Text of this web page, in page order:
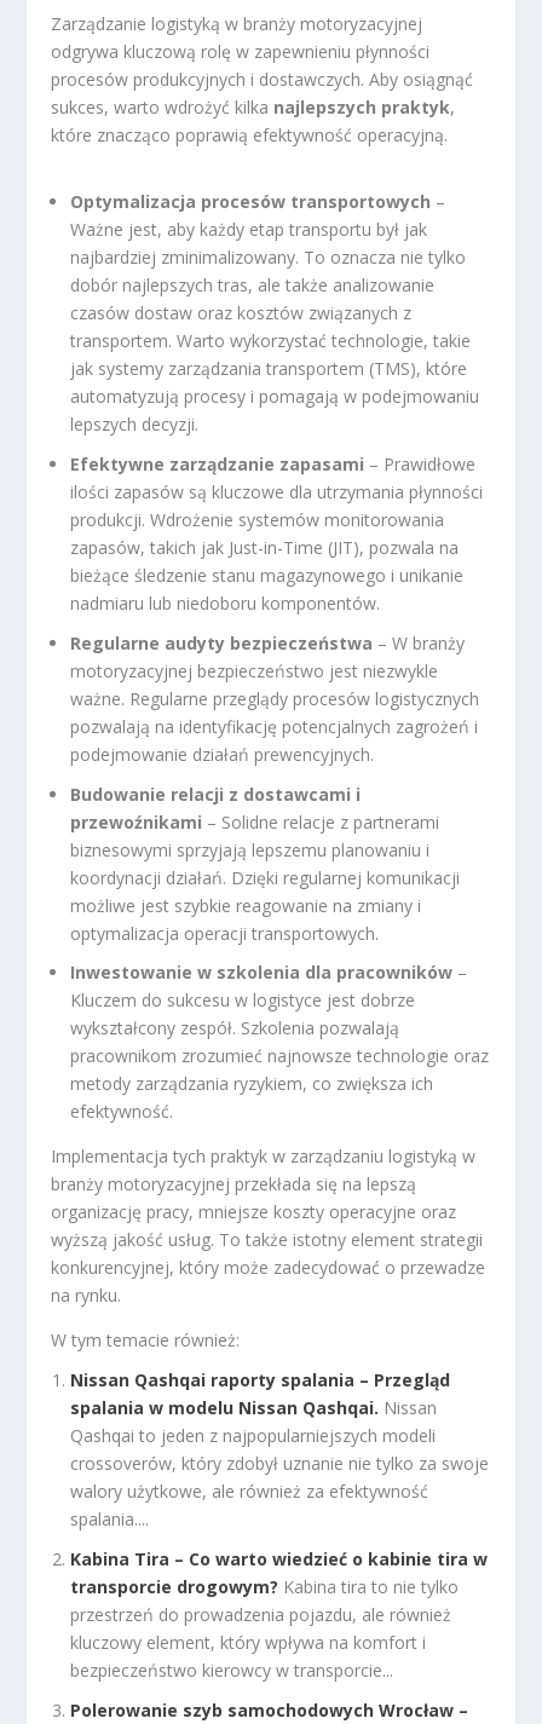
Zarządzanie logistyką w branży motoryzacyjnej
odgrywa kluczową rolę w zapewnieniu płynności
procesów produkcyjnych i dostawczych. Aby osiągnąć
sukces, warto wdrożyć kilka najlepszych praktyk,
które znacząco poprawią efektywność operacyjną.
Optymalizacja procesów transportowych –
Ważne jest, aby każdy etap transportu był jak
najbardziej zminimalizowany. To oznacza nie tylko
dobór najlepszych tras, ale także analizowanie
czasów dostaw oraz kosztów związanych z
transportem. Warto wykorzystać technologie, takie
jak systemy zarządzania transportem (TMS), które
automatyzują procesy i pomagają w podejmowaniu
lepszych decyzji.
Efektywne zarządzanie zapasami – Prawidłowe
ilości zapasów są kluczowe dla utrzymania płynności
produkcji. Wdrożenie systemów monitorowania
zapasów, takich jak Just-in-Time (JIT), pozwala na
bieżące śledzenie stanu magazynowego i unikanie
nadmiaru lub niedoboru komponentów.
Regularne audyty bezpieczeństwa – W branży
motoryzacyjnej bezpieczeństwo jest niezwykle
ważne. Regularne przeglądy procesów logistycznych
pozwalają na identyfikację potencjalnych zagrożeń i
podejmowanie działań prewencyjnych.
Budowanie relacji z dostawcami i
przewoźnikami – Solidne relacje z partnerami
biznesowymi sprzyjają lepszemu planowaniu i
koordynacji działań. Dzięki regularnej komunikacji
możliwe jest szybkie reagowanie na zmiany i
optymalizacja operacji transportowych.
Inwestowanie w szkolenia dla pracowników –
Kluczem do sukcesu w logistyce jest dobrze
wykształcony zespół. Szkolenia pozwalają
pracownikom zrozumieć najnowsze technologie oraz
metody zarządzania ryzykiem, co zwiększa ich
efektywność.
Implementacja tych praktyk w zarządzaniu logistyką w
branży motoryzacyjnej przekłada się na lepszą
organizację pracy, mniejsze koszty operacyjne oraz
wyższą jakość usług. To także istotny element strategii
konkurencyjnej, który może zadecydować o przewadze
na rynku.
W tym temacie również:
Nissan Qashqai raporty spalania – Przegląd
spalania w modelu Nissan Qashqai. Nissan
Qashqai to jeden z najpopularniejszych modeli
crossoverów, który zdobył uznanie nie tylko za swoje
walory użytkowe, ale również za efektywność
spalania....
Kabina Tira – Co warto wiedzieć o kabinie tira w
transporcie drogowym? Kabina tira to nie tylko
przestrzeń do prowadzenia pojazdu, ale również
kluczowy element, który wpływa na komfort i
bezpieczeństwo kierowcy w transporcie...
Polerowanie szyb samochodowych Wrocław –